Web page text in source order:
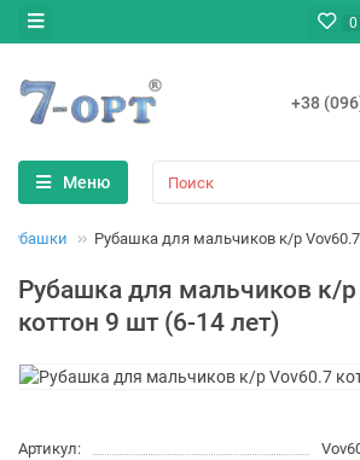
0
+38
Меню
Рубашки Рубашка для мальчиков к/р
Рубашка для мальчиков к/р
коттон 9 шт (6-14 лет)
Артикул: